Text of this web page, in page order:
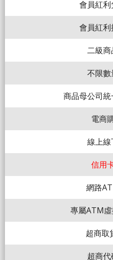
會員紅
會員紅
二級
不限
商品母公司
電商
線上
信用
網路
專屬ATM
超商取
超商